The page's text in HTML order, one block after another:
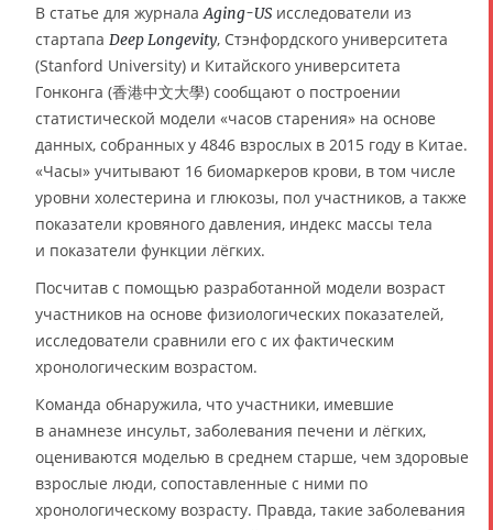
В статье для журнала Aging-US исследователи из
стартапа Deep Longevity, Стэнфордского университета
(Stanford University) и Китайского университета
Гонконга (香港中文大學) сообщают о построении
статистической модели «часов старения» на основе
данных, собранных у 4846 взрослых в 2015 году в Китае.
«Часы» учитывают 16 биомаркеров крови, в том числе
уровни холестерина и глюкозы, пол участников, а также
показатели кровяного давления, индекс массы тела
и показатели функции лёгких.
Посчитав с помощью разработанной модели возраст
участников на основе физиологических показателей,
исследователи сравнили его с их фактическим
хронологическим возрастом.
Команда обнаружила, что участники, имевшие
в анамнезе инсульт, заболевания печени и лёгких,
оцениваются моделью в среднем старше, чем здоровые
взрослые люди, сопоставленные с ними по
хронологическому возрасту. Правда, такие заболевания